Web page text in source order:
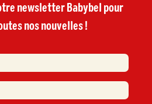
newsletter Babybel pour
nos nouvelles !